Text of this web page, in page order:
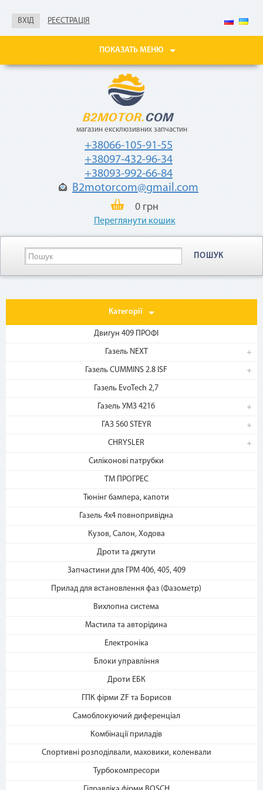
ВХІД РЕЄСТРАЦІЯ
ПОКАЗАТЬ МЕНЮ
магазин ексклюзивних запчастин
+38066-105-91-55
+38097-432-96-34
+38093-992-66-84
B2motorcom@gmail.com
0 грн
Переглянути кошик
ПОШУК
Категорії
Двигун 409 ПРОФІ
Газель NEXT
Газель CUMMINS 2.8 ISF
Газель EvoTech 2,7
Газель УМЗ 4216
ГАЗ 560 STEYR
CHRYSLER
Силіконові патрубки
ТМ ПРОГРЕС
Тюнінг бампера, капоти
Газель 4х4 повнопривідна
Кузов, Салон, Ходова
Дроти та джгути
Запчастини для ГРМ 406, 405, 409
Прилад для встановлення фаз (Фазометр)
Вихлопна система
Мастила та авторідина
Електроніка
Блоки управління
Дроти ЕБК
ГПК фірми ZF та Борисов
Самоблокуючий диференціал
Комбінації приладів
Спортивні розподілвали, маховики, коленвали
Турбокомпресори
без документов
Не нужны паспорт, ИНН,
«Мгновенная рассрочка»
комиссией — 2,9%
от стоимости
товара.
Как воспользоваться
на b2motor.com и положите
«Мгновенная рассрочка»
3. Укажите количество
покупку. С Вашей карты
спишется первый платеж